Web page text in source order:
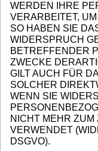
WERDEN IHRE
VERARBEITET,
SO HABEN SIE
WIDERSPRUCH
BETREFFENDER
ZWECKE
GILT AUCH FÜR
SOLCHER
WENN SIE
NICHT MEHR
VERWENDET
DSGVO).